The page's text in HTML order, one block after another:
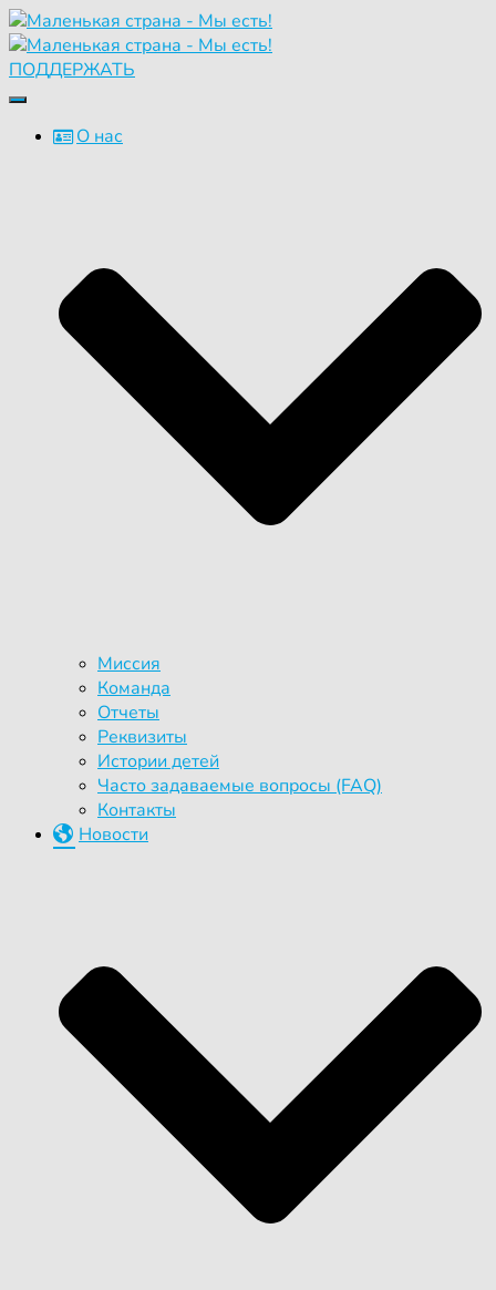
ПОДДЕРЖАТЬ
Переключить
навигациюО нас
Миссия
Команда
Отчеты
Реквизиты
Истории детей
Часто задаваемые вопросы (FAQ)
Контакты
Новости